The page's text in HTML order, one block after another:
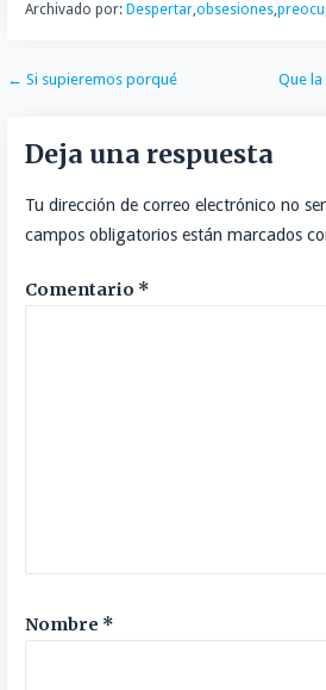
Archivado por: Despertar,obsesiones,
Navegación
entradas
← Si supieremos porqué Que
Deja una respuesta
Tu dirección de correo electrónico no
campos obligatorios están marcados
Comentario *
Nombre *